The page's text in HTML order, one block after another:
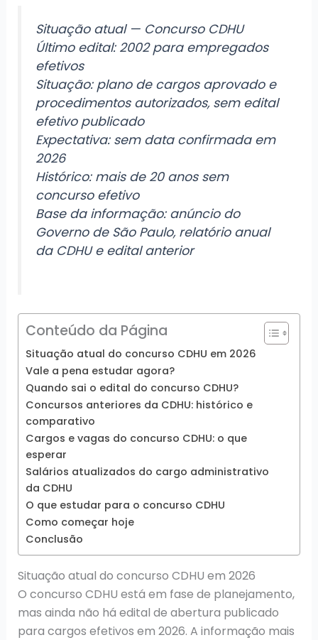
Situação atual — Concurso CDHU
Último edital: 2002 para empregados
efetivos
Situação: plano de cargos aprovado e
procedimentos autorizados, sem edital
efetivo publicado
Expectativa: sem data confirmada em
2026
Histórico: mais de 20 anos sem
concurso efetivo
Base da informação: anúncio do
Governo de São Paulo, relatório anual
da CDHU e edital anterior
Conteúdo da Página
Situação atual do concurso CDHU em 2026
Vale a pena estudar agora?
Quando sai o edital do concurso CDHU?
Concursos anteriores da CDHU: histórico e
comparativo
Cargos e vagas do concurso CDHU: o que
esperar
Salários atualizados do cargo administrativo
da CDHU
O que estudar para o concurso CDHU
Como começar hoje
Conclusão
Situação atual do concurso CDHU em 2026
O concurso CDHU está em fase de planejamento,
mas ainda não há edital de abertura publicado
para cargos efetivos em 2026. A informação mais